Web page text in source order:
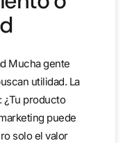
Mucha gente
utilidad. La
¿Tu producto
puede
solo el valor